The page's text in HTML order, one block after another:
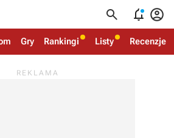
  
Gry Rankingi Listy Recenzje